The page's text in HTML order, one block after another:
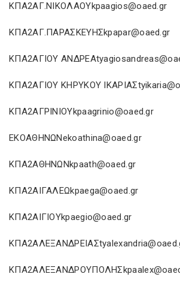
ΚΠΑ2ΑΓ.ΝΙΚΟΛΑΟΥkpaagios@oaed.gr
ΚΠΑ2ΑΓ.ΠΑΡΑΣΚΕΥΗΣkpapar@oaed.gr
ΚΠΑ2ΑΓΙΟΥ
ΚΠΑ2ΑΓΙΟΥ ΚΗΡΥΚΟΥ
ΚΠΑ2ΑΓΡΙΝΙΟΥkpaagrinio@oaed.gr
ΕΚΟΑΘΗΝΩΝekoathina@oaed.gr
ΚΠΑ2ΑΘΗΝΩΝkpaath@oaed.gr
ΚΠΑ2ΑΙΓΑΛΕΩkpaega@oaed.gr
ΚΠΑ2ΑΙΓΙΟΥkpaegio@oaed.gr